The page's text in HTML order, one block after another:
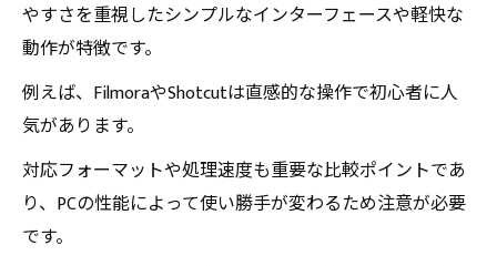
やすさを重視したシンプルなインターフェースや軽快な
動作が特徴です。
例えば、FilmoraやShotcutは直感的な操作で初心者に人
気があります。
対応フォーマットや処理速度も重要な比較ポイントであ
り、PCの性能によって使い勝手が変わるため注意が必要
です。